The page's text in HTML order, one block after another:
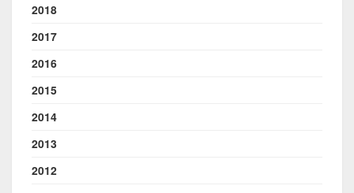
2018
2017
2016
2015
2014
2013
2012